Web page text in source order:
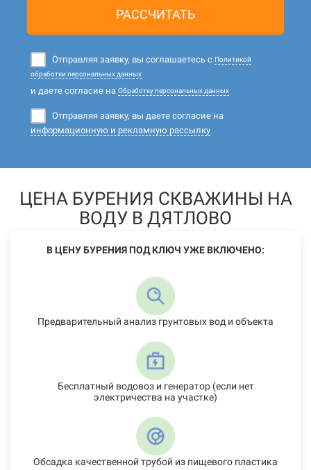
РАССЧИТАТЬ
Отправляя заявку, вы соглашаетесь с Политикой
обработки персональных данных
и даете согласие на Обработку персональных данных
Отправляя заявку, вы даете согласие на
информационную и рекламную рассылку
ЦЕНА БУРЕНИЯ СКВАЖИНЫ НА
ВОДУ В ДЯТЛОВО
В ЦЕНУ БУРЕНИЯ ПОД КЛЮЧ УЖЕ ВКЛЮЧЕНО:
Предварительный анализ грунтовых вод и объекта
Бесплатный водовоз и генератор (если нет
электричества на участке)
Обсадка качественной трубой из пищевого пластика